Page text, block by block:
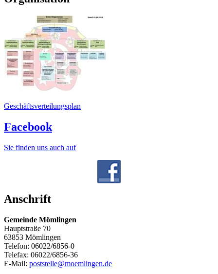
Geschäftsverteilungsplan
Facebook
Sie finden uns auch auf
Anschrift
Gemeinde Mömlingen
Hauptstraße 70
63853 Mömlingen
Telefon: 06022/6856-0
Telefax: 06022/6856-36
E-Mail: poststelle@moemlingen.de